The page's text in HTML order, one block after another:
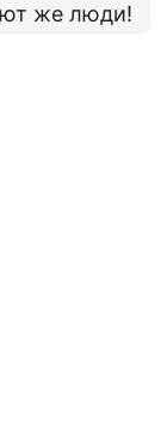
же люди!